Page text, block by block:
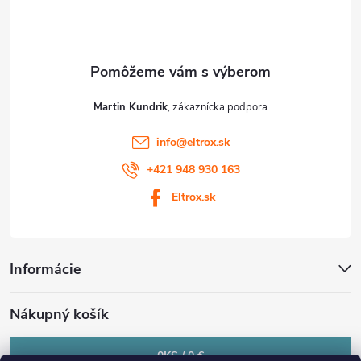
Martin Kundrik
info@eltrox.sk
+421 948 930 163
Eltrox.sk
Informácie
Nákupný košík
0KS /0 €